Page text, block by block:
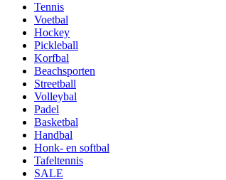
Tennis
Voetbal
Hockey
Pickleball
Korfbal
Beachsporten
Streetball
Volleybal
Padel
Basketbal
Handbal
Honk- en softbal
Tafeltennis
SALE